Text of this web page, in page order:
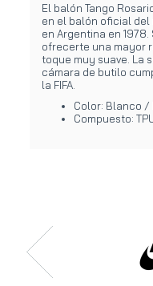
El balón Tango
en el balón oficial
en Argentina en
ofrecerte una mayor
toque muy suave. La
cámara de butilo
la FIFA.
Color: Blanco /
Compuesto: